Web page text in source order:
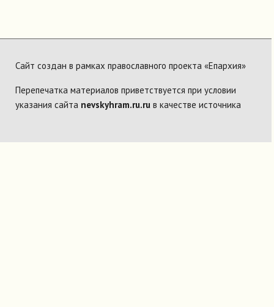
Сайт создан в рамках православного проекта «Епархия»
Перепечатка материалов приветствуется при условии
указания сайта nevskyhram.ru.ru в качестве источника